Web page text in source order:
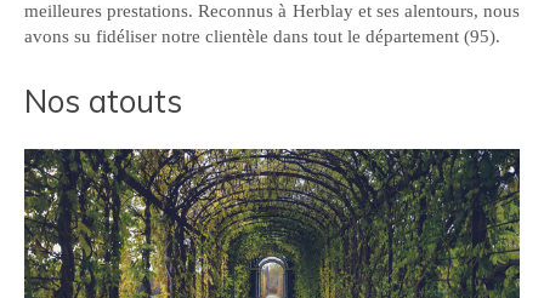
meilleures prestations. Reconnus à Herblay et ses alentours, nous
avons su fidéliser notre clientèle dans tout le département (95).
Nos atouts